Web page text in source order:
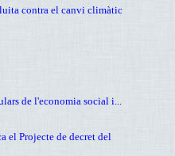
contra el canvi climàtic
de l'economia social i...
el Projecte de decret del